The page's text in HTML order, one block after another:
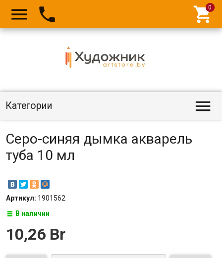
  
Категории 
Серо-синяя дымка акварель
туба 10 мл
Артикул: 1901562
В наличии
10,26 Br